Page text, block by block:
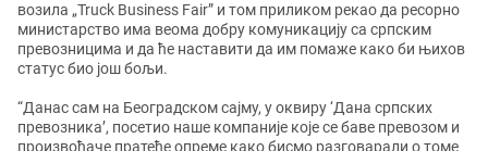
возила „Truck Business Fair” и том приликом рекао да ресорно
министарство има веома добру комуникацију са српским
превозницима и да ће наставити да им помаже како би њихов
статус био још бољи.
“Данас сам на Београдском сајму, у оквиру ‘Дана српских
превозника’, посетио наше компаније које се баве превозом и
произвођаче пратеће опреме како бисмо разговарали о томе